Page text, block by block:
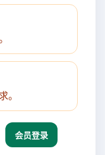
。
会员登录